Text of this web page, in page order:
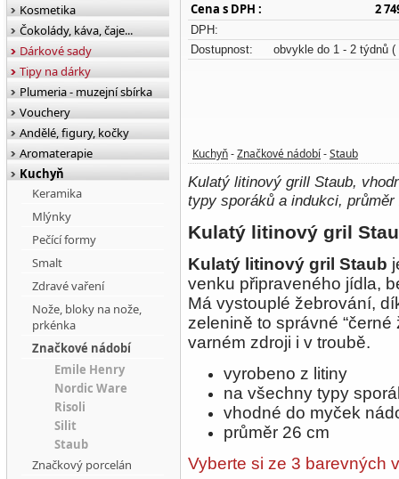
Cena s DPH : 2
DPH:
Dostupnost:
obvykle do 1 - 2 týdnů (
Kuchyň - Značkové nádobí - Staub
Kulatý litinový grill Staub,
typy sporáků a indukci, průměr
Kulatý litinový gril
Kulatý litinový gril Staub
venku připraveného jídla,
Má vystouplé žebrování,
zelenině to správné “černé
varném zdroji i v troubě.
vyrobeno z litiny
na všechny typy
vhodné do myček
průměr 26 cm
Vyberte si ze 3 barevných
Kosmetika
Čokolády, káva, čaje...
Dárkové sady
Tipy na dárky
Plumeria - muzejní sbírka
Vouchery
Andělé, figury, kočky
Aromaterapie
Kuchyň
Keramika
Mlýnky
Pečící formy
Smalt
Zdravé vaření
Nože, bloky na nože,
prkénka
Značkové nádobí
Emile Henry
Nordic Ware
Risoli
Silit
Staub
Značkový porcelán